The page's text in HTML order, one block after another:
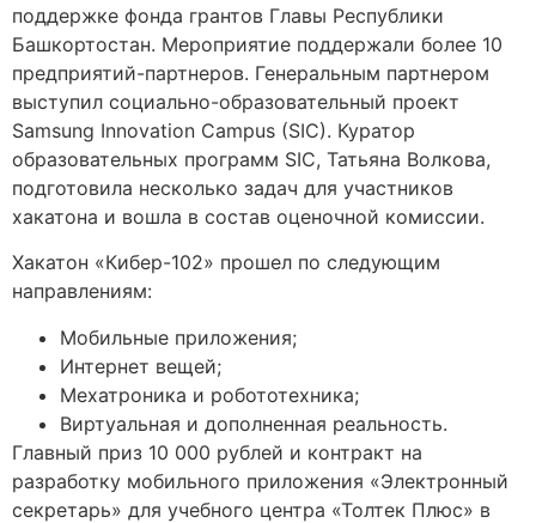
поддержке фонда грантов Главы Республики
Башкортостан. Мероприятие поддержали более 10
предприятий-партнеров. Генеральным партнером
выступил социально-образовательный проект
Samsung Innovation Campus (SIC). Куратор
образовательных программ SIC, Татьяна Волкова,
подготовила несколько задач для участников
хакатона и вошла в состав оценочной комиссии.
Хакатон «Кибер-102» прошел по следующим
направлениям:
Мобильные приложения;
Интернет вещей;
Мехатроника и робототехника;
Виртуальная и дополненная реальность.
Главный приз 10 000 рублей и контракт на
разработку мобильного приложения «Электронный
секретарь» для учебного центра «Толтек Плюс» в